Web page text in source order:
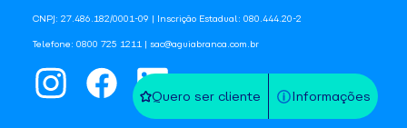
Quero ser cliente Informações
CNPJ: 27.486.182/0001-09 | Inscrição Estadual: 080.444.20-2
Telefone: 0800 725 1211 | sac@aguiabranca.com.br